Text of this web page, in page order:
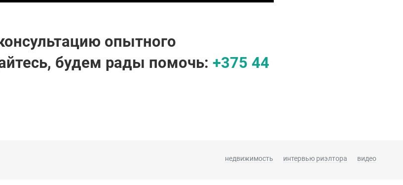
опытного
будем рады помочь: +375 44
недвижимость интервью риэлтора видео